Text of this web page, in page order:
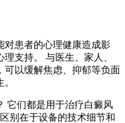
对患者的心理健康造成影
支持。 与医生、家人、
可以缓解焦虑、抑郁等负面
它们都是用于治疗白癜风
别在于设备的技术细节和